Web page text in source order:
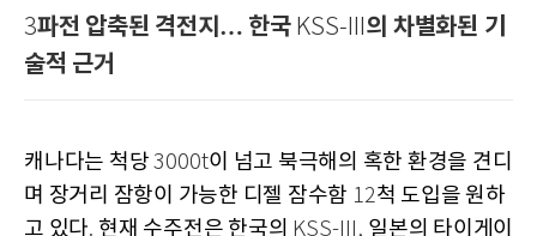
3파전 압축된 격전지… 한국 KSS-III의 차별화된 기
술적 근거
캐나다는 척당 3000t이 넘고 북극해의 혹한 환경을 견디
며 장거리 잠항이 가능한 디젤 잠수함 12척 도입을 원하
고 있다. 현재 수주전은 한국의 KSS-III, 일본의 타이게이